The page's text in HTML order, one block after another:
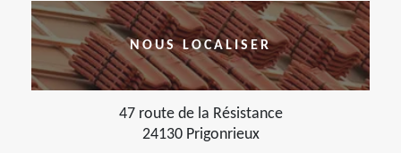
NOUS LOCALISER
47 route de la Résistance
24130 Prigonrieux